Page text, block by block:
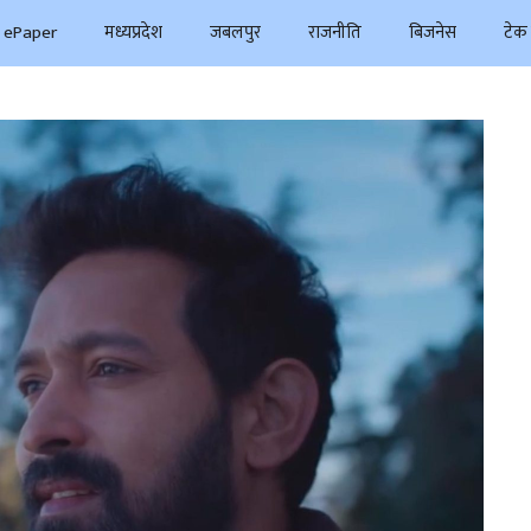
ePaper मध्यप्रदेश जबलपुर राजनीति बिजनेस टेक